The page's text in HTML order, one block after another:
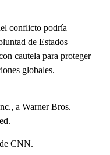
conflicto podría
de Estados
cautela para proteger
globales.
a Warner Bros.
CNN.